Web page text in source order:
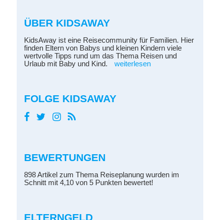
ÜBER KIDSAWAY
KidsAway ist eine Reisecommunity für Familien. Hier
finden Eltern von Babys und kleinen Kindern viele
wertvolle Tipps rund um das Thema Reisen und
Urlaub mit Baby und Kind.
weiterlesen
FOLGE KIDSAWAY
BEWERTUNGEN
898 Artikel zum Thema Reiseplanung wurden im
Schnitt mit 4,10 von 5 Punkten bewertet!
ELTERNGELD